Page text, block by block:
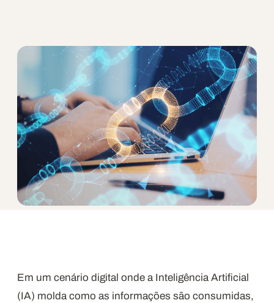
Em um cenário digital onde a Inteligência Artificial
(IA) molda como as informações são consumidas,